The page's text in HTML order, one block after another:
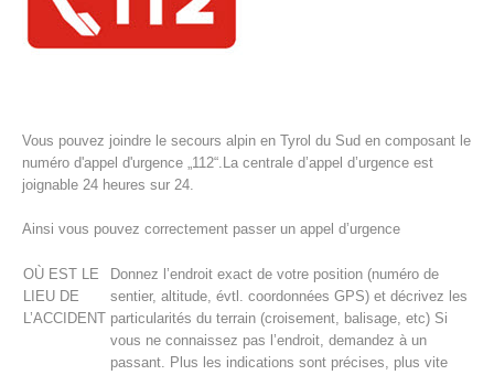
Histoire de l'association
Vous pouvez joindre le secours alpin en Tyrol du Sud en composant le
numéro d'appel d'urgence „112“.La centrale d’appel d’urgence est
joignable 24 heures sur 24.
Ainsi vous pouvez correctement passer un appel d’urgence
OÙ EST LE
LIEU DE
L’ACCIDENT
Donnez l’endroit exact de votre position (numéro de
sentier, altitude, évtl. coordonnées GPS) et décrivez les
particularités du terrain (croisement, balisage, etc) Si
vous ne connaissez pas l’endroit, demandez à un
passant. Plus les indications sont précises, plus vite